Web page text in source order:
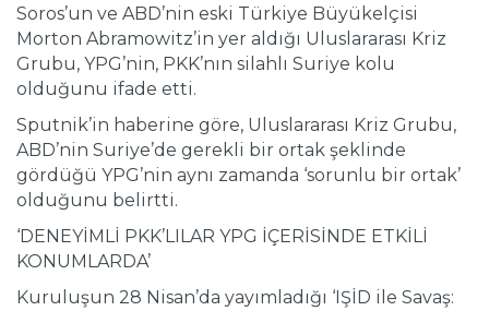
Soros’un ve ABD’nin eski Türkiye Büyükelçisi
Morton Abramowitz’in yer aldığı Uluslararası Kriz
Grubu, YPG’nin, PKK’nın silahlı Suriye kolu
olduğunu ifade etti.
Sputnik’in haberine göre, Uluslararası Kriz Grubu,
ABD’nin Suriye’de gerekli bir ortak şeklinde
gördüğü YPG’nin aynı zamanda ‘sorunlu bir ortak’
olduğunu belirtti.
‘DENEYİMLİ PKK’LILAR YPG İÇERİSİNDE ETKİLİ
KONUMLARDA’
Kuruluşun 28 Nisan’da yayımladığı ‘IŞİD ile Savaş: